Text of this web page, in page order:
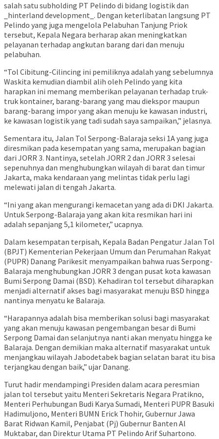
salah satu subholding PT Pelindo di bidang logistik dan
_hinterland development_. Dengan keterlibatan langsung PT
Pelindo yang juga mengelola Pelabuhan Tanjung Priok
tersebut, Kepala Negara berharap akan meningkatkan
pelayanan terhadap angkutan barang dari dan menuju
pelabuhan.
“Tol Cibitung-Cilincing ini pemiliknya adalah yang sebelumnya
Waskita kemudian diambil alih oleh Pelindo yang kita
harapkan ini memang memberikan pelayanan terhadap truk-
truk kontainer, barang-barang yang mau diekspor maupun
barang-barang impor yang akan menuju ke kawasan industri,
ke kawasan logistik yang tadi sudah saya sampaikan,” jelasnya.
Sementara itu, Jalan Tol Serpong-Balaraja seksi 1A yang juga
diresmikan pada kesempatan yang sama, merupakan bagian
dari JORR 3. Nantinya, setelah JORR 2 dan JORR 3 selesai
sepenuhnya dan menghubungkan wilayah di barat dan timur
Jakarta, maka kendaraan yang melintas tidak perlu lagi
melewati jalan di tengah Jakarta.
“Ini yang akan mengurangi kemacetan yang ada di DKI Jakarta.
Untuk Serpong-Balaraja yang akan kita resmikan hari ini
adalah sepanjang 5,1 kilometer,” ucapnya.
Dalam kesempatan terpisah, Kepala Badan Pengatur Jalan Tol
(BPJT) Kementerian Pekerjaan Umum dan Perumahan Rakyat
(PUPR) Danang Parikesit menyampaikan bahwa ruas Serpong-
Balaraja menghubungkan JORR 3 dengan pusat kota kawasan
Bumi Serpong Damai (BSD). Kehadiran tol tersebut diharapkan
menjadi alternatif akses bagi masyarakat menuju BSD hingga
nantinya menyatu ke Balaraja.
“Harapannya adalah bisa memberikan solusi bagi masyarakat
yang akan menuju kawasan pengembangan besar di Bumi
Serpong Damai dan selanjutnya nanti akan menyatu hingga ke
Balaraja. Dengan demikian maka alternatif masyarakat untuk
menjangkau wilayah Jabodetabek bagian selatan barat itu bisa
terjangkau dengan baik,” ujar Danang.
Turut hadir mendampingi Presiden dalam acara peresmian
jalan tol tersebut yaitu Menteri Sekretaris Negara Pratikno,
Menteri Perhubungan Budi Karya Sumadi, Menteri PUPR Basuki
Hadimuljono, Menteri BUMN Erick Thohir, Gubernur Jawa
Barat Ridwan Kamil, Penjabat (Pj) Gubernur Banten Al
Muktabar, dan Direktur Utama PT Pelindo Arif Suhartono.